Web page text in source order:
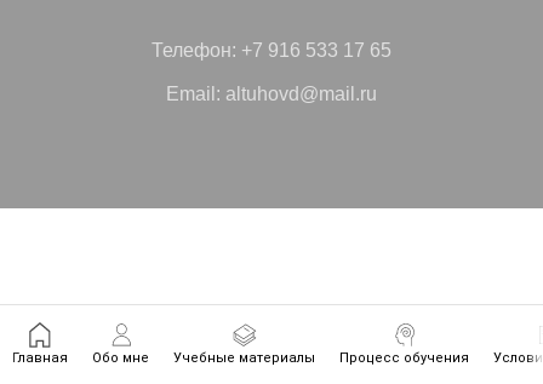
Главная Обо мне Учебные материалы Процесс обучения
Телефон: +7 916 533 17 65
Email: altuhovd@mail.ru